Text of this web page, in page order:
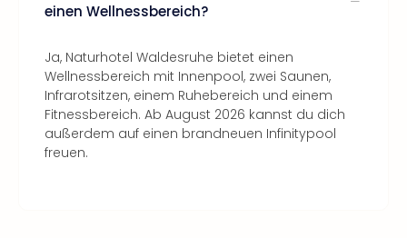
einen Wellnessbereich?
Ja, Naturhotel Waldesruhe bietet einen
Wellnessbereich mit Innenpool, zwei Saunen,
Infrarotsitzen, einem Ruhebereich und einem
Fitnessbereich. Ab August 2026 kannst du dich
außerdem auf einen brandneuen Infinitypool
freuen.